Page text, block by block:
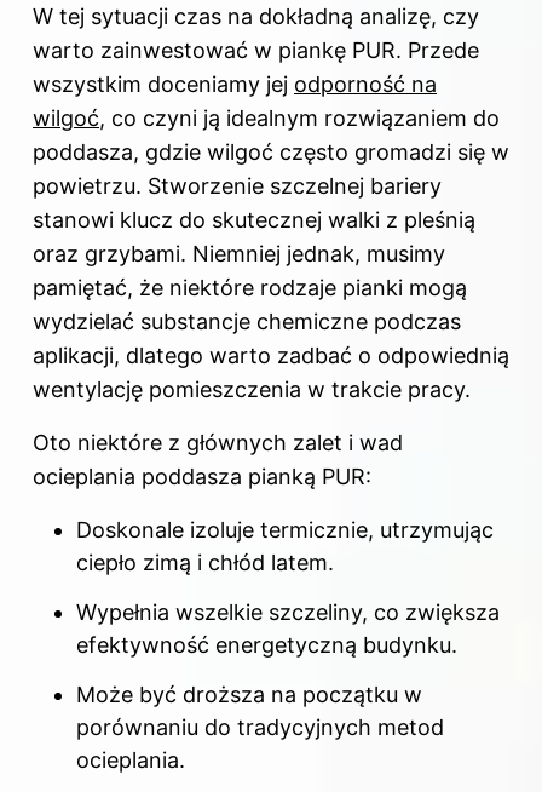
W tej sytuacji czas na dokładną analizę, czy
warto zainwestować w piankę PUR. Przede
wszystkim doceniamy jej odporność na
wilgoć, co czyni ją idealnym rozwiązaniem do
poddasza, gdzie wilgoć często gromadzi się w
powietrzu. Stworzenie szczelnej bariery
stanowi klucz do skutecznej walki z pleśnią
oraz grzybami. Niemniej jednak, musimy
pamiętać, że niektóre rodzaje pianki mogą
wydzielać substancje chemiczne podczas
aplikacji, dlatego warto zadbać o odpowiednią
wentylację pomieszczenia w trakcie pracy.
Oto niektóre z głównych zalet i wad
ocieplania poddasza pianką PUR:
Doskonale izoluje termicznie, utrzymując
ciepło zimą i chłód latem.
Wypełnia wszelkie szczeliny, co zwiększa
efektywność energetyczną budynku.
Może być droższa na początku w
porównaniu do tradycyjnych metod
ocieplania.